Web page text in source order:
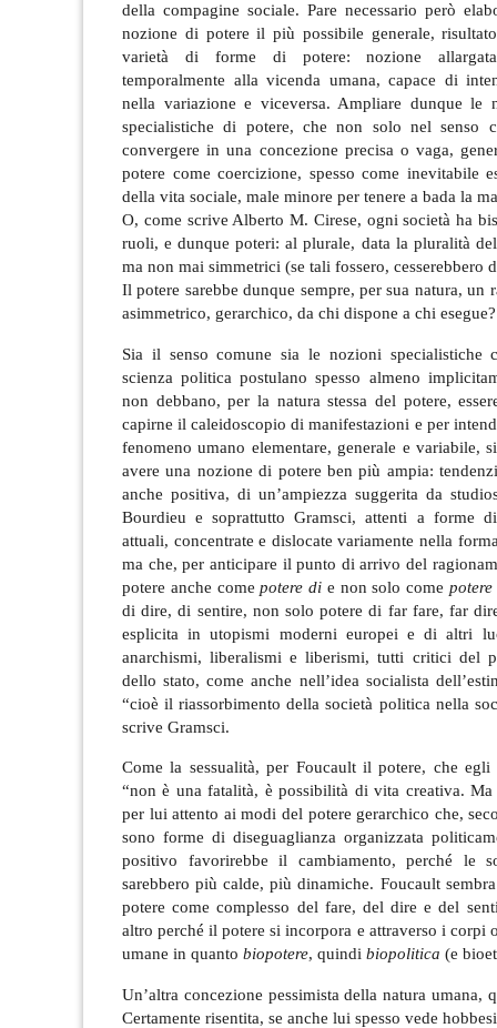
della compagine sociale. Pare necessario però
nozione di potere il più possibile generale,
varietà di forme di potere: nozione
temporalmente alla vicenda umana, capace di
nella variazione e viceversa. Ampliare dunque le
specialistiche di potere, che non solo nel senso
convergere in una concezione precisa o vaga,
potere come coercizione, spesso come inevitabile
della vita sociale, male minore per tenere a bada la
O, come scrive Alberto M. Cirese, ogni società ha
ruoli, e dunque poteri: al plurale, data la pluralità
ma non mai simmetrici (se tali fossero, cesserebbero
Il potere sarebbe dunque sempre, per sua natura, un
asimmetrico, gerarchico, da chi dispone a chi esegue?
Sia il senso comune sia le nozioni specialistiche
scienza politica postulano spesso almeno
non debbano, per la natura stessa del potere,
capirne il caleidoscopio di manifestazioni e per
fenomeno umano elementare, generale e variabile,
avere una nozione di potere ben più ampia:
anche positiva, di un’ampiezza suggerita da
Bourdieu e soprattutto Gramsci, attenti a forme
attuali, concentrate e dislocate variamente nella
ma che, per anticipare il punto di arrivo del
potere anche comepotere di e non solo come potere
di dire, di sentire, non solo potere di far fare, far
esplicita in utopismi moderni europei e di altri
anarchismi, liberalismi e liberismi, tutti critici del
dello stato, come anche nell’idea socialista
“cioè il riassorbimento della società politica nella
scrive Gramsci.
Come la sessualità, per Foucault il potere, che egli
“non è una fatalità, è possibilità di vita creativa. Ma
per lui attento ai modi del potere gerarchico che,
sono forme di diseguaglianza organizzata
positivo favorirebbe il cambiamento, perché le
sarebbero più calde, più dinamiche. Foucault
potere come complesso del fare, del dire e del
altro perchéilpotere si incorpora e attraverso i corpi
umane in quanto biopotere, quindi biopolitica (e
Un’altra concezione pessimista della natura umana,
Certamente risentita, se anche lui spesso vede